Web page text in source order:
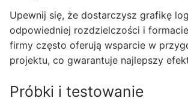
Upewnij się, że dostarczysz grafikę
odpowiedniej rozdzielczości i
firmy często oferują wsparcie w
projektu, co gwarantuje najlepszy
Próbki i testowanie